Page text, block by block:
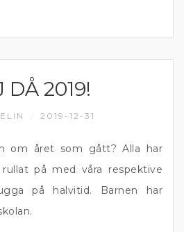
DÅ 2019!
ELIN 2019-12-31
om året som gått? Alla har
på med våra respektive
på halvitid. Barnen har